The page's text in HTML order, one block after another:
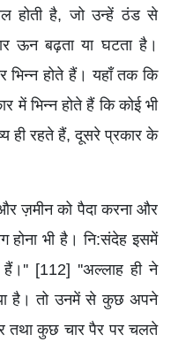
होती है, जो उन्हें ठंड से
ऊन बढ़ता या घटता है।
भिन्न होते हैं। यहाँ तक कि
में भिन्न होते हैं कि कोई भी
ही रहते हैं, दूसरे प्रकार के
ज़मीन को पैदा करना और
होना भी है। नि:संदेह इसमें
हैं।'' [112] ''अल्लाह ही ने
है। तो उनमें से कुछ अपने
कुछ चार पैर पर चलते